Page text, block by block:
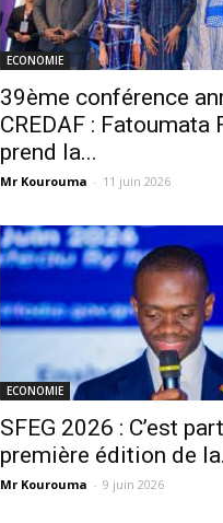
ECONOMIE
39ème conférence
CREDAF : Fatoumata
prend la...
Mr Kourouma - 11 juin 2026
ECONOMIE
SFEG 2026 : C’est
première édition de
Mr Kourouma - 9 juin 2026